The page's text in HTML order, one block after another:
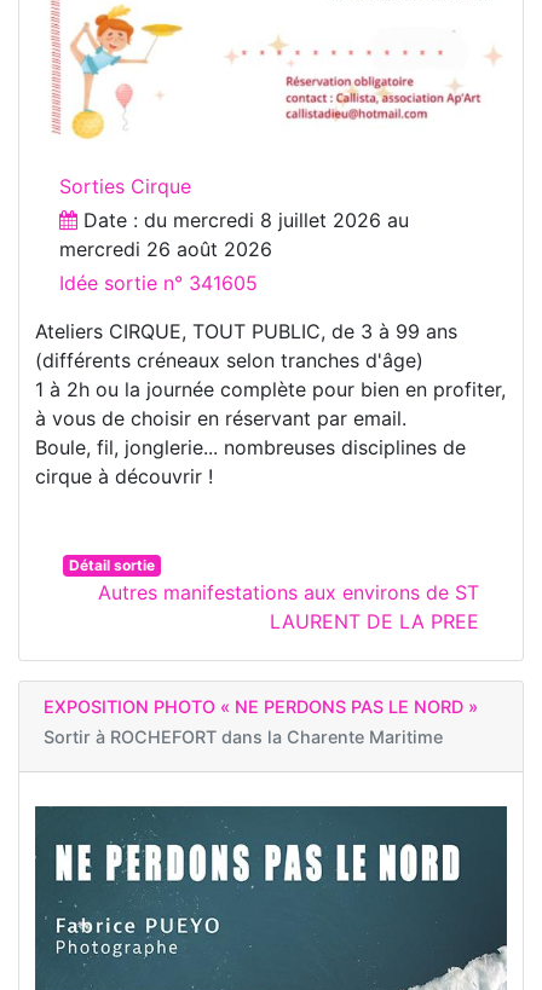
Sorties Cirque
Date : du mercredi 8 juillet 2026 au
mercredi 26 août 2026
Idée sortie n° 341605
Ateliers CIRQUE, TOUT PUBLIC, de 3 à 99 ans
(différents créneaux selon tranches d'âge)
1 à 2h ou la journée complète pour bien en profiter,
à vous de choisir en réservant par email.
Boule, fil, jonglerie... nombreuses disciplines de
cirque à découvrir !
Détail sortie
Autres manifestations aux environs de ST
LAURENT DE LA PREE
EXPOSITION PHOTO « NE PERDONS PAS LE NORD »
Sortir à ROCHEFORT dans la Charente Maritime